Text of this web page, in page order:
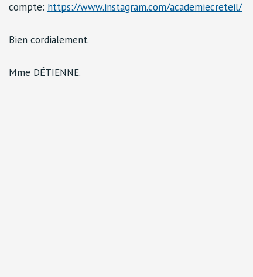
compte: https://www.instagram.com/academiecreteil/
Bien cordialement.
Mme DÉTIENNE.